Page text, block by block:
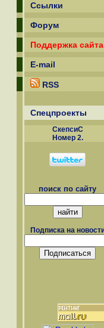
Ссылки
Форум
Поддержка сайта
E-mail
RSS
Спецпроекты
СкепсиС
Номер 2.
поиск по сайту
Подписка на